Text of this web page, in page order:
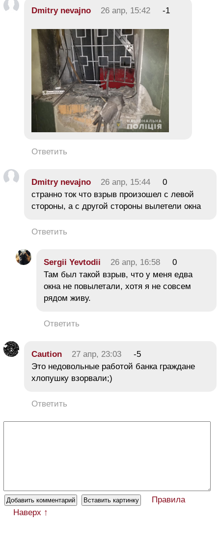
Dmitry nevajno 26 апр, 15:42 -1
Ответить
Dmitry nevajno 26 апр, 15:44
0
странно ток что взрыв произошел с левой
стороны, а с другой стороны вылетели окна
Ответить
Sergii Yevtodii 26 апр, 16:58
0
Там был такой взрыв, что у меня едва
окна не повылетали, хотя я не совсем
рядом живу.
Ответить
Caution 27 апр, 23:03
-5
Это недовольные работой банка граждане
хлопушку взорвали;)
Ответить
Правила
Наверх ↑